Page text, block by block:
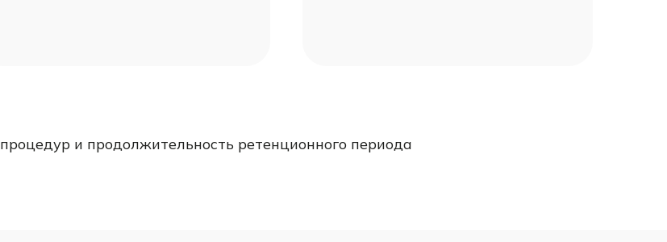
и продолжительность ретенционного периода